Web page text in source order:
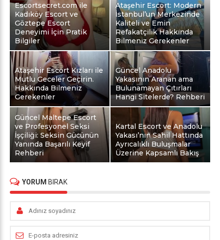
Escortsecret.com ile
Kadıköy Escort ve
Göztepe Escort
Deneyimi İçin Pratik
Bilgiler
Ataşehir Escort: Modern
İstanbul’un Merkezinde
Kaliteli ve Emin
Refakatçilik Hakkında
Bilmeniz Gerekenler
Ataşehir Escort Kızları ile
Mutlu Geceler Geçirin.
Hakkında Bilmeniz
Gerekenler
Güncel Anadolu
Yakasının Aranan ama
Bulunamayan Çıtırları
Hangi Sitelerde? Rehberi
Güncel Maltepe Escort
ve Profesyonel Seksi
İşçiliği: Seksin Gücünün
Yanında Başarılı Keyif
Rehberi
Kartal Escort ve Anadolu
Yakası’nın Sahil Hattında
Ayrıcalıklı Buluşmalar
Üzerine Kapsamlı Bakış
YORUM BIRAK